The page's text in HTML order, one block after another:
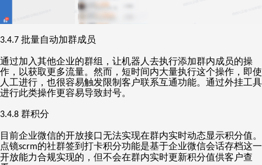
3.4.7 批量自动加群成员
通过加入其他企业的群组，让机器人去执行添加群内成员的操
作，以获取更多流量。然而，短时间内大量执行这个操作，即使
人工进行，也很容易触发限制客户联系互通功能。通过外挂工具
进行此类操作更容易导致封号。
3.4.8 群积分
目前企业微信的开放接口无法实现在群内实时动态显示积分值。
点镜scrm的社群签到打卡积分功能是基于企业微信会话存档这一
开放能力合规实现的，但不会在群内实时更新积分值供客户查